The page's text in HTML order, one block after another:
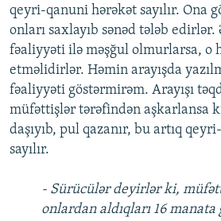
qeyri-qanuni hərəkət sayılır. Ona
onları saxlayıb sənəd tələb
fəaliyyəti ilə məşğul olmurlarsa, o
etməlidirlər. Həmin arayışda
fəaliyyəti göstərmirəm. Arayışı
müfəttişlər tərəfindən aşkarlansa
daşıyıb, pul qazanır, bu artıq
sayılır.
- Sürücülər deyirlər ki,
onlardan aldıqları 16